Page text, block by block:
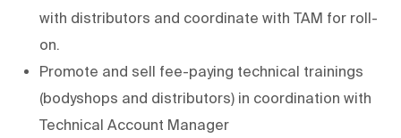
with distributors and coordinate with TAM for roll-
on.
Promote and sell fee-paying technical trainings
(bodyshops and distributors) in coordination with
Technical Account Manager